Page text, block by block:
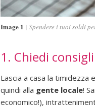
Image 1 Spendere i tuoi soldi
1. Chiedi
Lascia a casa la timidezza
quindi alla gente locale!
economico!),